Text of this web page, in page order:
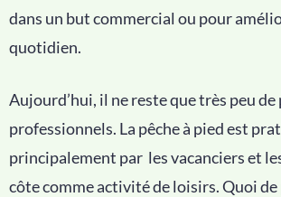
dans un but commercial ou pour
quotidien.
Aujourd’hui, il ne reste que très peu de
professionnels. La pêche à pied est
principalement par les vacanciers et
côte comme activité de loisirs. Quoi de